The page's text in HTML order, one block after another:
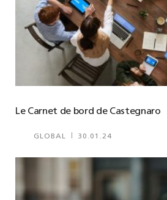
Le Carnet de bord de Castegnaro
GLOBAL 30.01.24